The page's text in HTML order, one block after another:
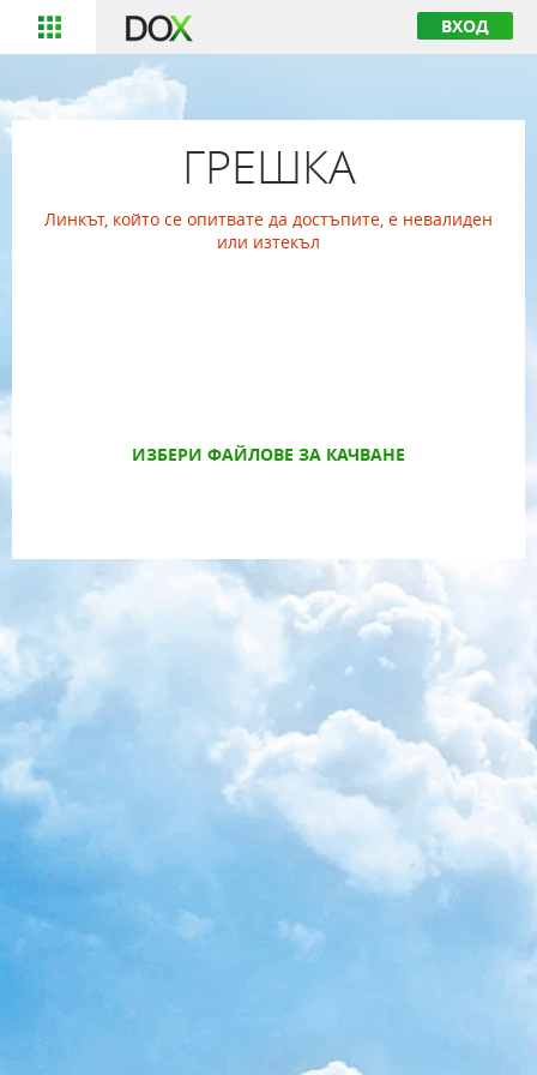
ВХОД
ГРЕШКА
Линкът, който се опитвате да достъпите, е невалиден
или изтекъл
ИЗБЕРИ ФАЙЛОВЕ ЗА КАЧВАНЕ